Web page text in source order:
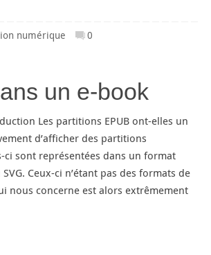
numérique 0
un e-book
Les partitions EPUB ont-elles un
d’afficher des partitions
sont représentées dans un format
Ceux-ci n’étant pas des formats de
nous concerne est alors extrêmement